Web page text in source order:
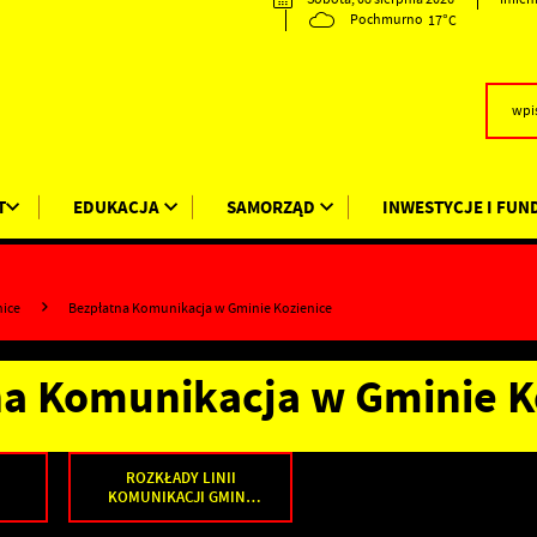
Pochmurno 17°C
EDUKACJA SAMORZĄD INWESTYCJE I
Bezpłatna Komunikacja w Gminie Kozienice
Komunikacja w Gminie
ROZKŁADY LINII
KOMUNIKACJI GMINY
KOZIENICE